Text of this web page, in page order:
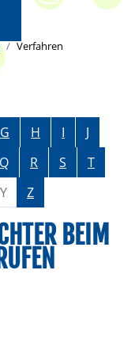
Verfahren
G H I
J
Q R S
T
Y Z
BEIM